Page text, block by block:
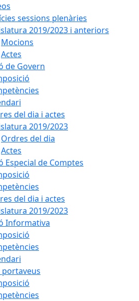
sessions plenàries
2019/2023 i anteriors
Mocions
Actes
de Govern
del dia i actes
2019/2023
Ordres del dia
Actes
Especial de Comptes
del dia i actes
2019/2023
Informativa
portaveus